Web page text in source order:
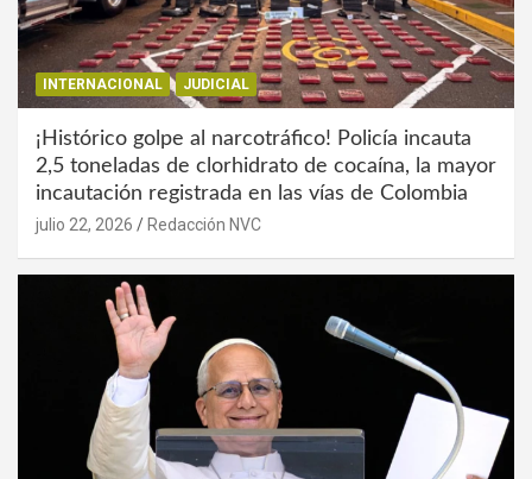
INTERNACIONAL JUDICIAL
¡Histórico golpe al narcotráfico! Policía incauta
2,5 toneladas de clorhidrato de cocaína, la mayor
incautación registrada en las vías de Colombia
julio 22, 2026 Redacción NVC